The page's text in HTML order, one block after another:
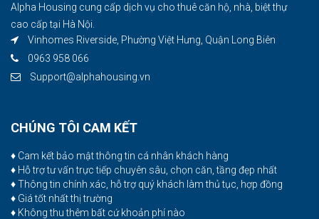
Alpha Housing cung cấp dịch vụ cho thuê căn hộ, nhà, biệt thự
cao cấp tại Hà Nội.
Vinhomes Riverside, Phường Việt Hưng, Quận Long Biên
0963 958 066
Support@alphahousing.vn
CHÚNG TÔI CAM KẾT
♦ Cam kết bảo mật thông tin cá nhân khách hàng
♦ Hỗ trợ tư vấn trực tiếp chuyên sâu, chọn căn, tầng đẹp nhất
♦ Thông tin chính xác, hỗ trợ quý khách làm thủ tục, hợp đồng
♦ Giá tốt nhất thị trường
♦ Không thu thêm bất cứ khoản phí nào